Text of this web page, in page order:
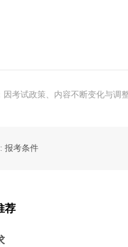
因考试政策、内容不断变化与调
报考条件
荐